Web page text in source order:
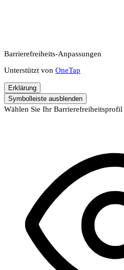
Barrierefreiheits-Anpassungen
Unterstützt von OneTap
Erklärung
Symbolleiste ausblenden
Wählen Sie Ihr Barrierefreiheitsprofil